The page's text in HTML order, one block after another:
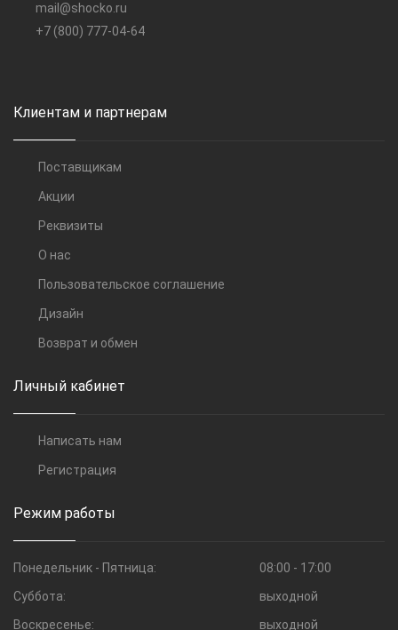
mail@shocko.ru
+7 (800) 777-04-64
Клиентам и партнерам
Поставщикам
Акции
Реквизиты
О нас
Пользовательское соглашение
Дизайн
Возврат и обмен
Личный кабинет
Написать нам
Регистрация
Режим работы
Понедельник - Пятница:
08:00 - 17:00
Суббота:
выходной
Воскресенье:
выходной